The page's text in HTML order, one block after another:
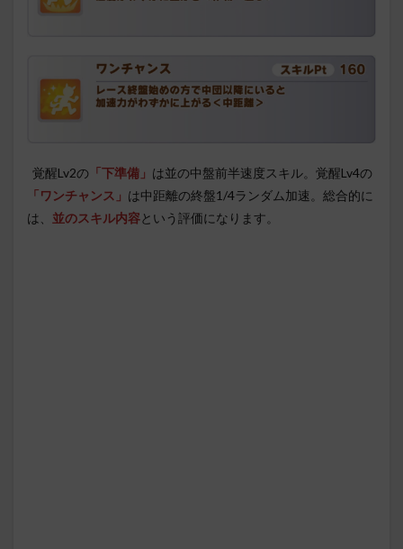
覚醒Lv2の 「下準備」 は並の中盤前半速度スキル。覚醒Lv4の
「ワンチャンス」 は中距離の終盤1/4ランダム加速。総合的に
は、 並のスキル内容という評価になります。